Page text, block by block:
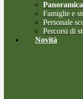
Panoramica
Famiglie e
Personale
Percorsi di
Novità